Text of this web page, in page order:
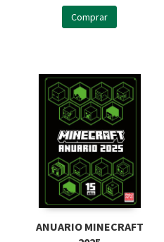
Comprar
ANUARIO MINECRAFT